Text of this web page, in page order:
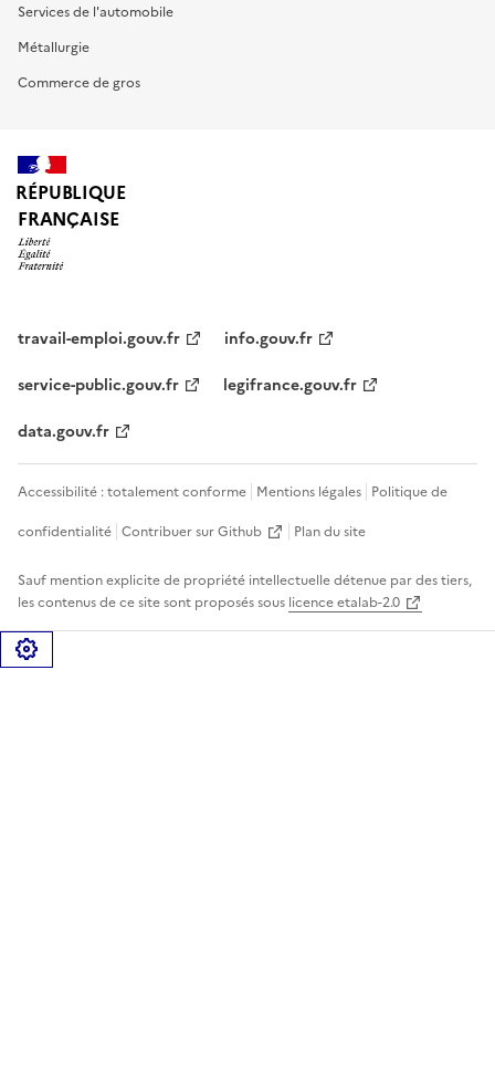
Services de l'automobile
Métallurgie
Commerce de gros
RÉPUBLIQUE
FRANÇAISE
travail-emploi.gouv.fr
info.gouv.fr
service-public.gouv.fr
legifrance.gouv.fr
data.gouv.fr
Accessibilité : totalement conforme Mentions légales Politique de
confidentialité Contribuer sur Github Plan du site
Sauf mention explicite de propriété intellectuelle détenue par des tiers,
les contenus de ce site sont proposés sous licence etalab-2.0
Gérer les cookies